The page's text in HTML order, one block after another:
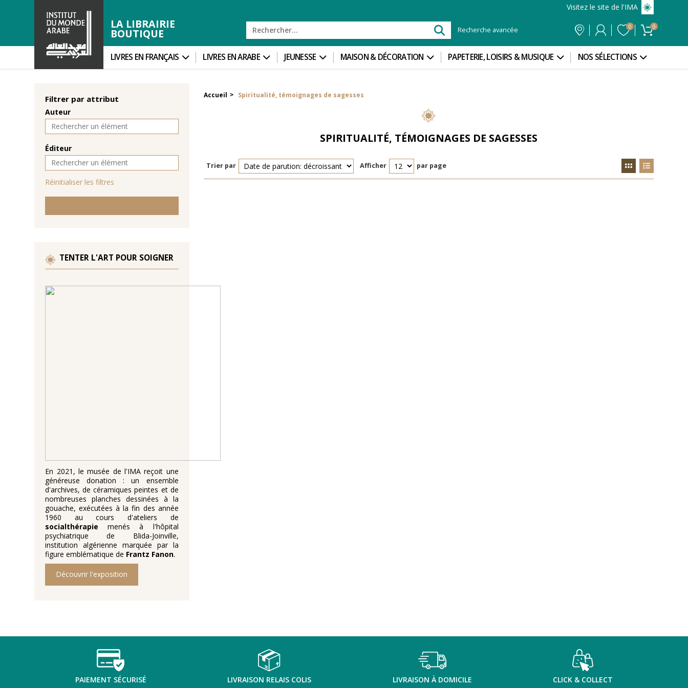
Visitez le site de l'IMA
LA LIBRAIRIE
BOUTIQUE Recherche avancée 0 0
LIVRES EN FRANÇAIS LIVRES EN ARABE JEUNESSE MAISON & DÉCORATION PAPETERIE, LOISIRS & MUSIQUE NOS SÉLECTIONS
Filtrer par attribut
Auteur
Éditeur
Réinitialiser les filtres
TENTER L'ART POUR SOIGNER
En 2021, le musée de l'IMA reçoit une
généreuse donation : un ensemble
d'archives, de céramiques peintes et de
nombreuses planches dessinées à la
gouache, exécutées à la fin des année
1960 au cours d'ateliers de
socialthérapiemenés à l'hôpital
psychiatrique de Blida-Joinville,
institution algérienne marquée par la
figure emblématique de Frantz Fanon.
Découvrir l'exposition
Accueil > Spiritualité, témoignages de sagesses
SPIRITUALITÉ, TÉMOIGNAGES DE SAGESSES
Trier par Afficher par page
PAIEMENT SÉCURISÉ LIVRAISON RELAIS COLIS LIVRAISON À DOMICILE CLICK & COLLECT